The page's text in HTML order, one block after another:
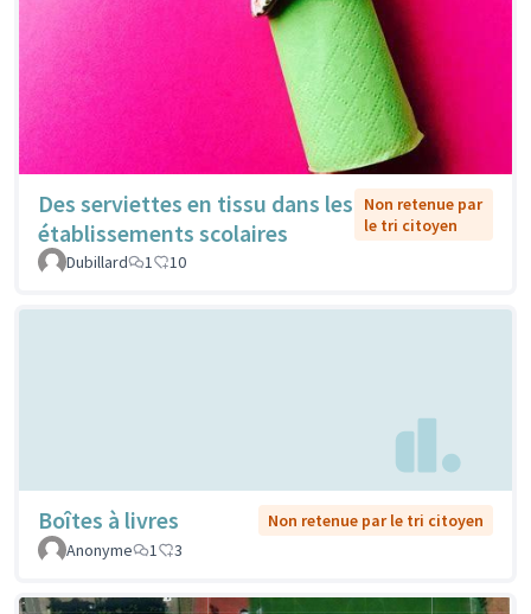
Des serviettes en tissu dans les
établissements scolaires
Non retenue par
le tri citoyen
Dubillard
1 10
Boîtes à livres
Non retenue par le tri citoyen
Anonyme
1 3